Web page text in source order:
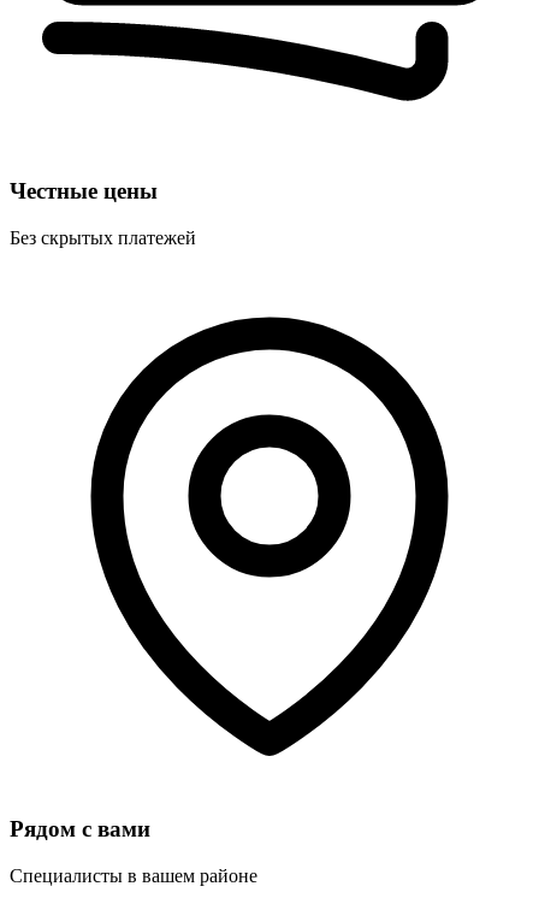
Честные цены
Без скрытых платежей
Рядом с вами
Специалисты в вашем районе